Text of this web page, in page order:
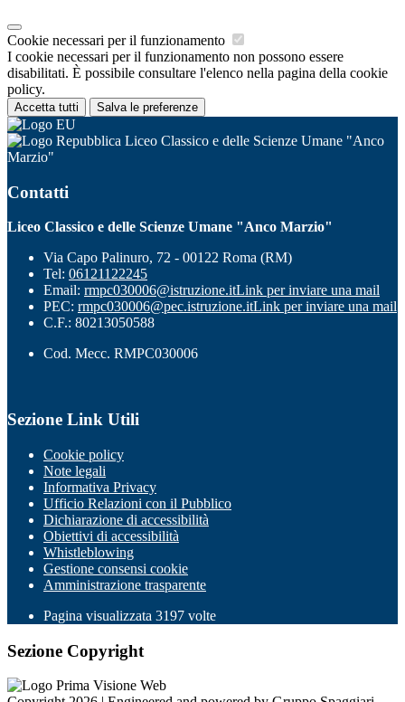
Cookie necessari per il funzionamento
I cookie necessari per il funzionamento non possono essere
disabilitati. È possibile consultare l'elenco nella pagina della cookie
policy.
Accetta tutti Salva le preferenze
Liceo Classico e delle Scienze Umane "Anco
Marzio"
Contatti
Liceo Classico e delle Scienze Umane "Anco Marzio"
Via Capo Palinuro, 72 - 00122 Roma (RM)
Tel: 06121122245
Email: rmpc030006@istruzione.itLink per inviare una mail
PEC: rmpc030006@pec.istruzione.itLink per inviare una mail
C.F.: 80213050588
Cod. Mecc. RMPC030006
Sezione Link Utili
Cookie policy
Note legali
Informativa Privacy
Ufficio Relazioni con il Pubblico
Dichiarazione di accessibilità
Obiettivi di accessibilità
Whistleblowing
Gestione consensi cookie
Amministrazione trasparente
Pagina visualizzata 3197 volte
Sezione Copyright